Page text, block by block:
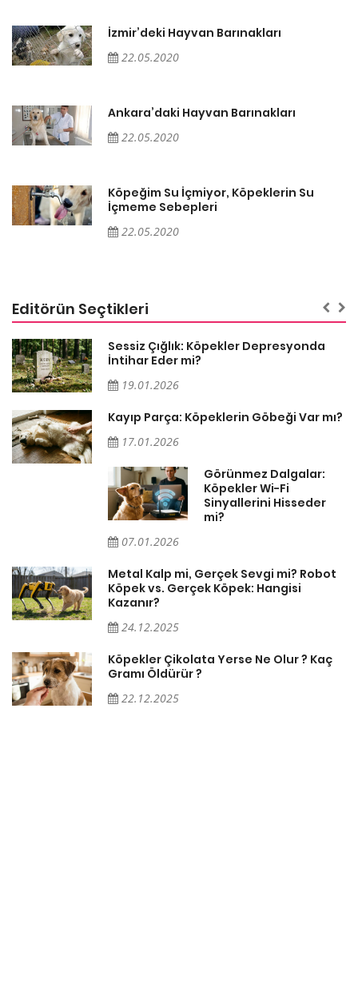
İzmir’deki Hayvan Barınakları
22.05.2020
Ankara’daki Hayvan Barınakları
22.05.2020
Köpeğim Su İçmiyor, Köpeklerin Su
İçmeme Sebepleri
22.05.2020
Editörün Seçtikleri
Sessiz Çığlık: Köpekler Depresyonda
İntihar Eder mi?
19.01.2026
Kayıp Parça: Köpeklerin Göbeği Var mı?
17.01.2026
Görünmez Dalgalar:
Köpekler Wi-Fi
Sinyallerini Hisseder
mi?
07.01.2026
Metal Kalp mi, Gerçek Sevgi mi? Robot
Köpek vs. Gerçek Köpek: Hangisi
Kazanır?
24.12.2025
Köpekler Çikolata Yerse Ne Olur ? Kaç
Gramı Öldürür ?
22.12.2025